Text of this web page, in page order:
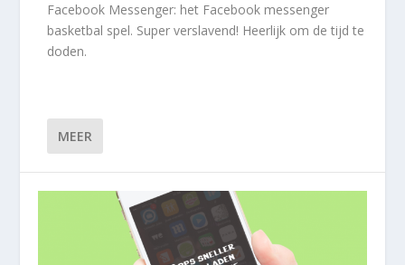
Facebook Messenger: het Facebook messenger
basketbal spel. Super verslavend! Heerlijk om de tijd te
doden.
MEER